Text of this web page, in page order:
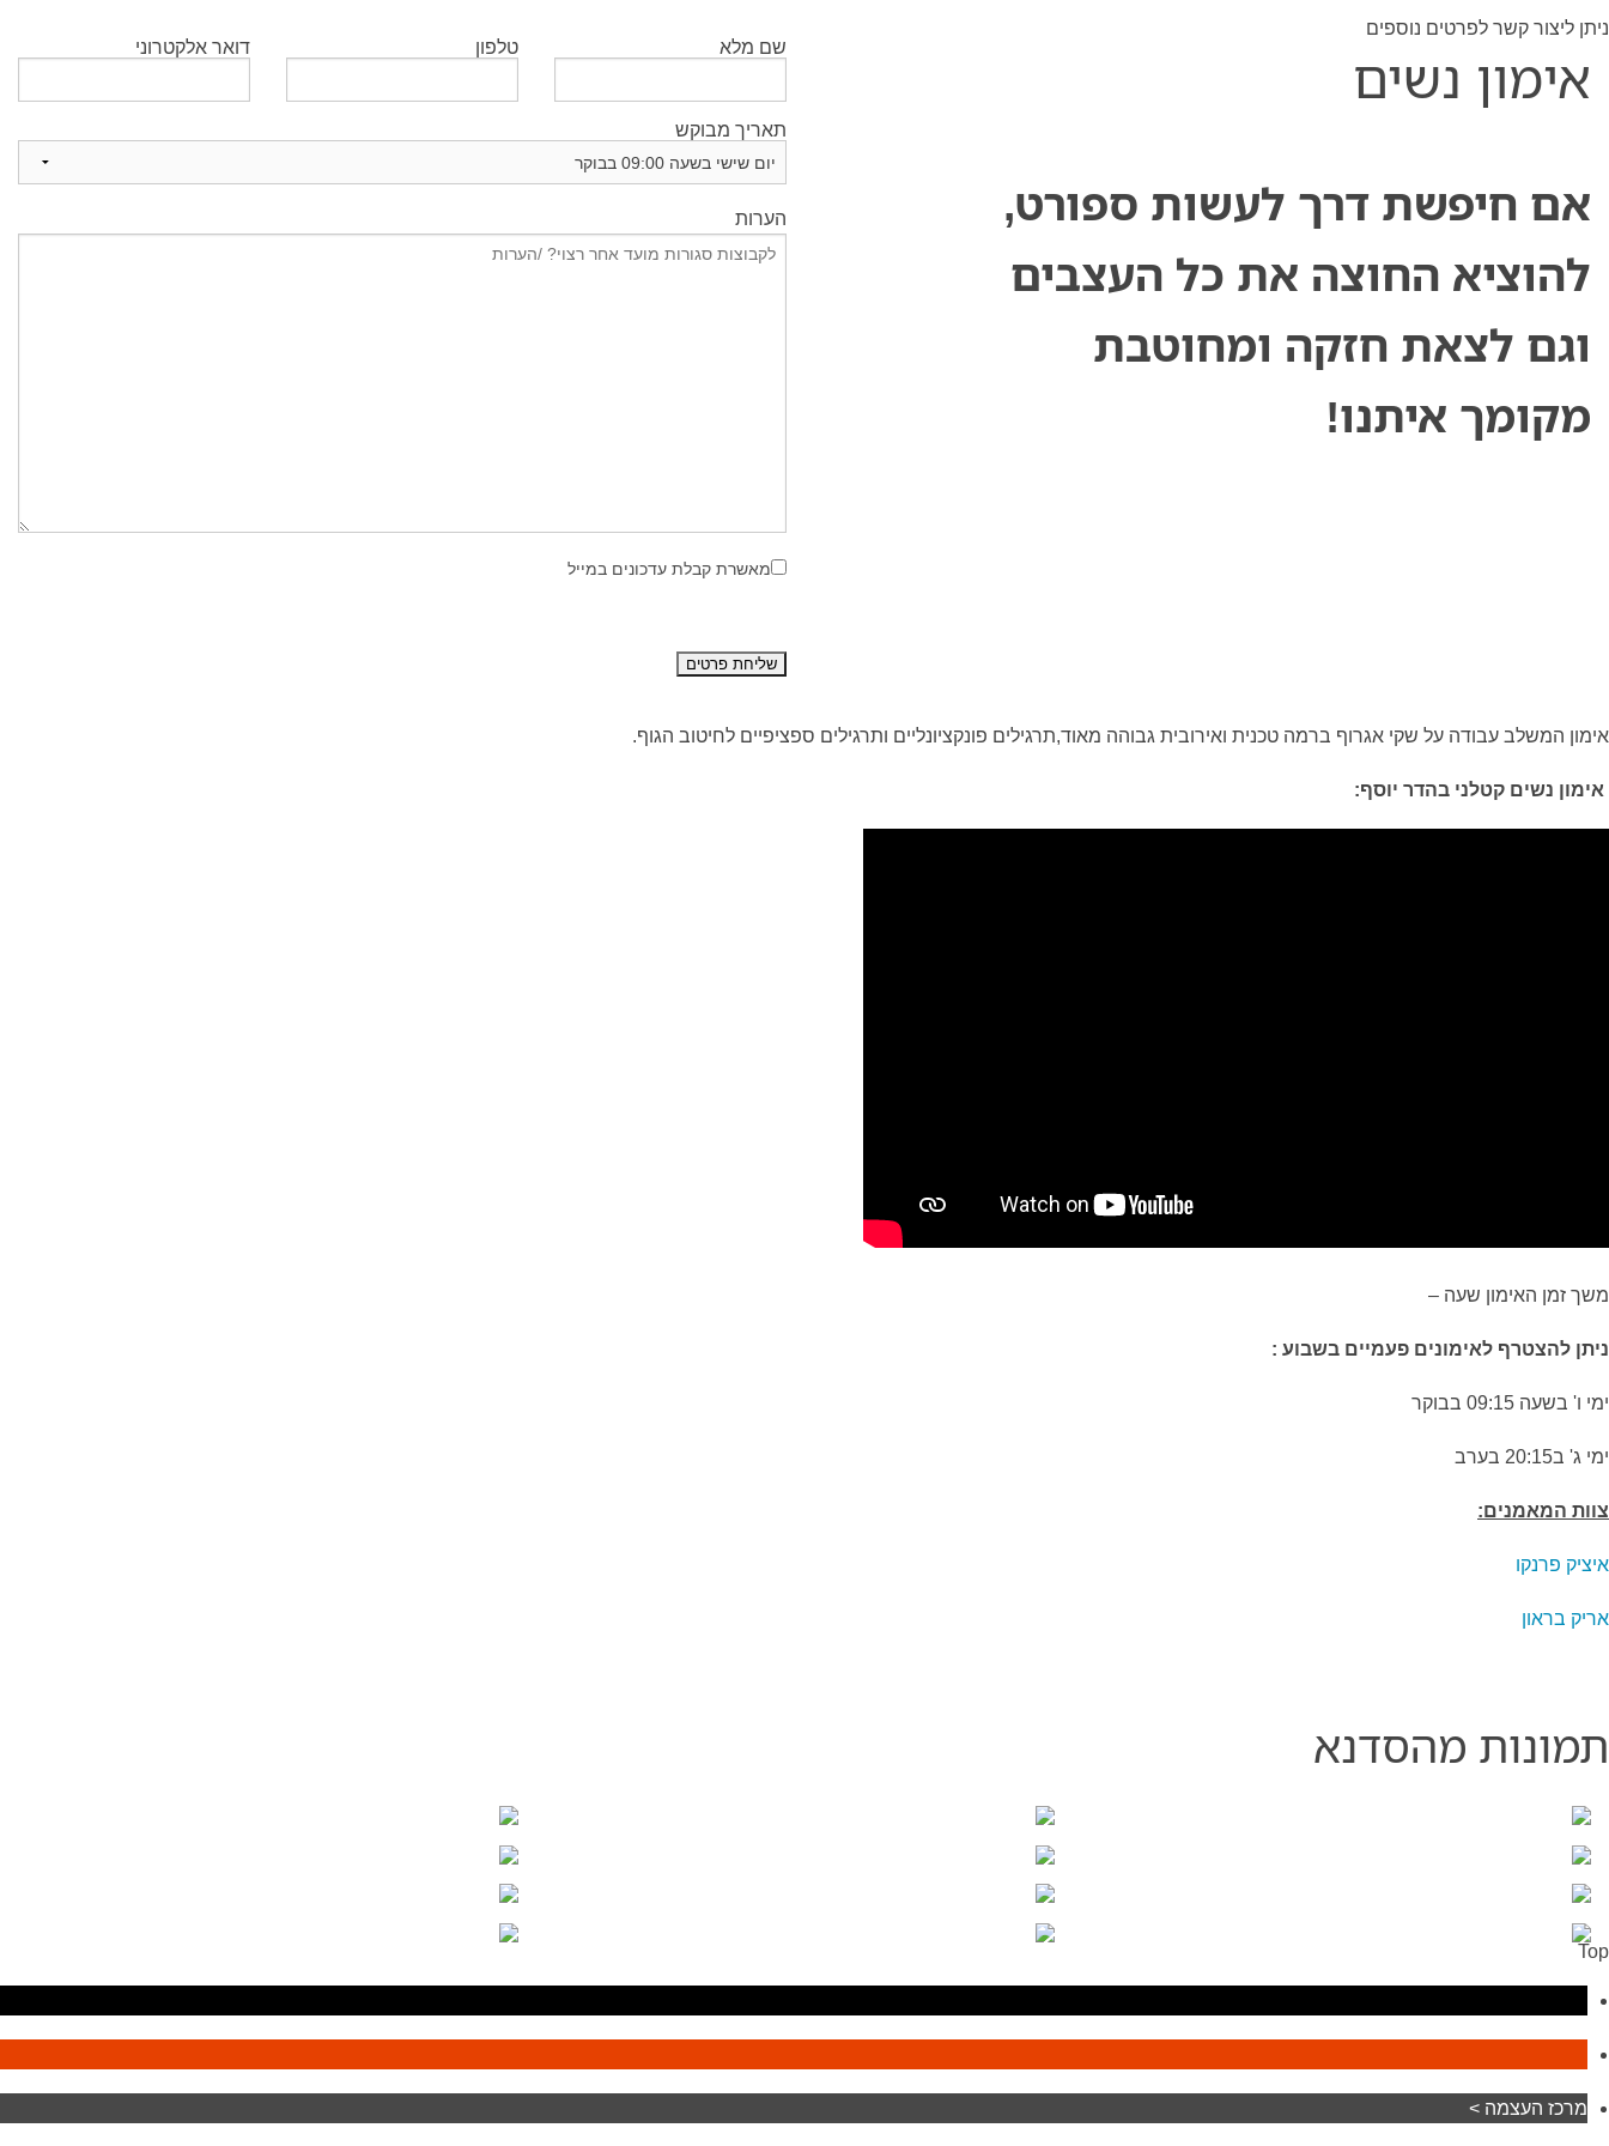
ניתן ליצור קשר לפרטים נוספים
אימון נשים
אם חיפשת דרך לעשות ספורט,
להוציא החוצה את כל העצבים
וגם לצאת חזקה ומחוטבת
מקומך איתנו!
שם מלא טלפון דואר אלקטרוני
תאריך מבוקש
הערות
מאשרת קבלת עדכונים במייל
אימון המשלב עבודה על שקי אגרוף ברמה טכנית ואירובית גבוהה מאוד,תרגילים פונקציונליים ותרגילים ספציפיים לחיטוב הגוף.
אימון נשים קטלני בהדר יוסף:
משך זמן האימון שעה –
ניתן להצטרף לאימונים פעמיים בשבוע :
ימי ו' בשעה 09:15 בבוקר
ימי ג' ב20:15 בערב
צוות המאמנים:
איציק פרנקו
אריק בראון
תמונות מהסדנא
Top
מרכז העצמה >